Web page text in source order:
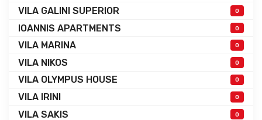
VILA GALINI SUPERIOR 0
IOANNIS APARTMENTS 0
VILA MARINA 0
VILA NIKOS 0
VILA OLYMPUS HOUSE 0
VILA IRINI 0
VILA SAKIS 0